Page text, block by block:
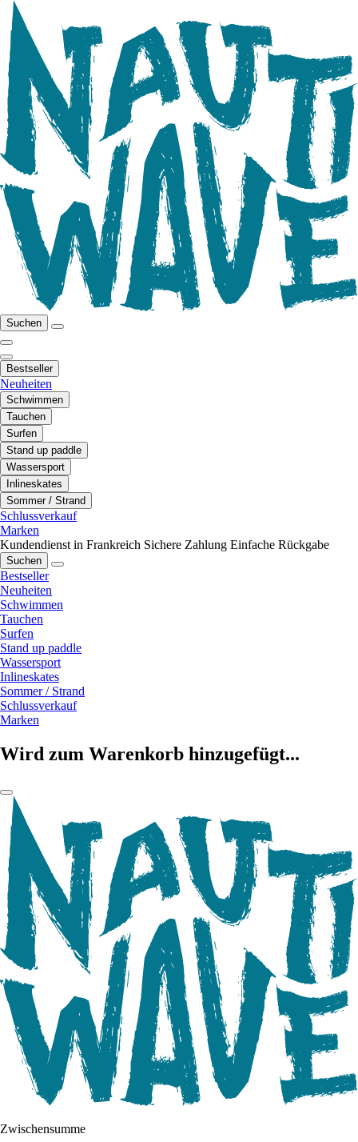
Suchen
Bestseller
Neuheiten
Schwimmen
Tauchen
Surfen
Stand up paddle
Wassersport
Inlineskates
Sommer / Strand
Schlussverkauf
Marken
Kundendienst in Frankreich Sichere Zahlung Einfache Rückgabe
Suchen
Bestseller
Neuheiten
Schwimmen
Tauchen
Surfen
Stand up paddle
Wassersport
Inlineskates
Sommer / Strand
Schlussverkauf
Marken
Wird zum Warenkorb hinzugefügt...
Zwischensumme